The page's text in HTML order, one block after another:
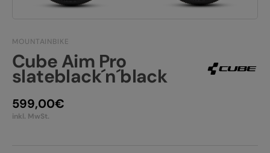
E-BIKE HARDTAIL
E-BIKE TOUR
KONTAKT
PRODUKTRÜCKRUFE
MOUNTAINBIKE
Cube Aim Pro
slateblack´n´black
599,00€
inkl. MwSt.